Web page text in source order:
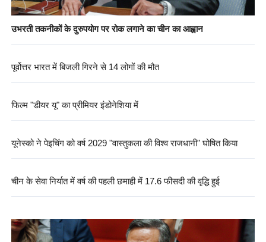
उभरती तकनीकों के दुरुपयोग पर रोक लगाने का चीन का आह्वान
पूर्वोत्तर भारत में बिजली गिरने से 14 लोगों की मौत
फिल्म "डीयर यू" का प्रीमियर इंडोनेशिया में
यूनेस्को ने पेइचिंग को वर्ष 2029 "वास्तुकला की विश्व राजधानी" घोषित किया
चीन के सेवा निर्यात में वर्ष की पहली छमाही में 17.6 फीसदी की वृद्धि हुई